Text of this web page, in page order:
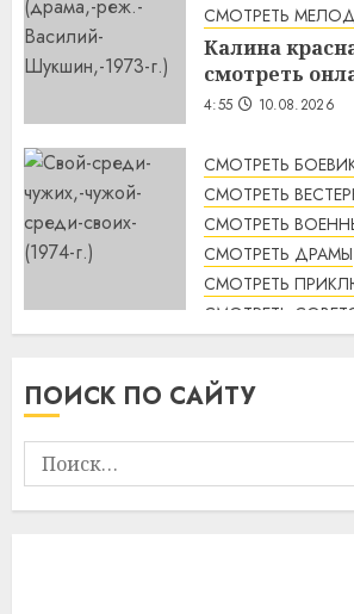
СМОТРЕТЬ
Калина
смотреть
4:55 10.08.2026
СМОТРЕТЬ
СМОТРЕТЬ
СМОТРЕТЬ
СМОТРЕТЬ ДРАМЫ
СМОТРЕТЬ
СМОТРЕТЬ
Свой среди
среди своих
ПОИСК ПО САЙТУ
Найти: